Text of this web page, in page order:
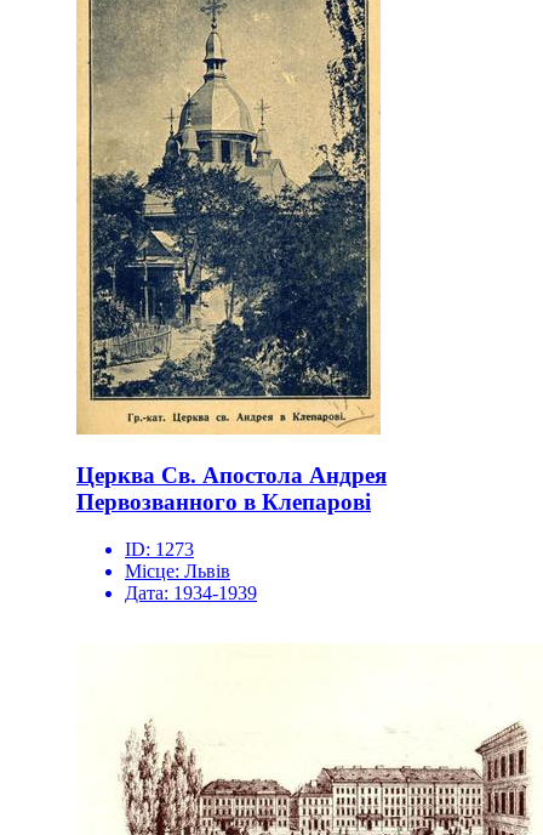
Церква Св. Апостола Андрея
Первозванного в Клепарові
ID: 1273
Місце: Львів
Дата: 1934-1939